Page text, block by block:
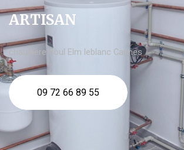
ARTISAN
chaudière fioul Elm leblanc Cannes
09 72 66 89 55